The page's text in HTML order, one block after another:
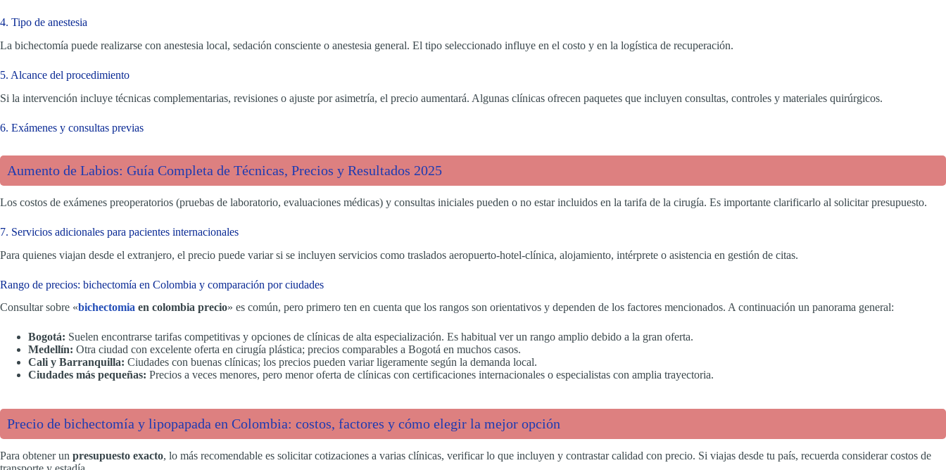
4. Tipo de anestesia
La bichectomía puede realizarse con anestesia local, sedación consciente o anestesia general. El tipo seleccionado influye en el costo y en la logística de recuperación.
5. Alcance del procedimiento
Si la intervención incluye técnicas complementarias, revisiones o ajuste por asimetría, el precio aumentará. Algunas clínicas ofrecen paquetes que incluyen consultas, controles y materiales quirúrgicos.
6. Exámenes y consultas previas
Aumento de Labios: Guía Completa de Técnicas, Precios y Resultados 2025
Los costos de exámenes preoperatorios (pruebas de laboratorio, evaluaciones médicas) y consultas iniciales pueden o no estar incluidos en la tarifa de la cirugía. Es importante clarificarlo al solicitar presupuesto.
7. Servicios adicionales para pacientes internacionales
Para quienes viajan desde el extranjero, el precio puede variar si se incluyen servicios como traslados aeropuerto-hotel-clínica, alojamiento, intérprete o asistencia en gestión de citas.
Rango de precios: bichectomía en Colombia y comparación por ciudades
Consultar sobre «bichectomia en colombia precio» es común, pero primero ten en cuenta que los rangos son orientativos y dependen de los factores mencionados. A continuación un panorama general:
Bogotá: Suelen encontrarse tarifas competitivas y opciones de clínicas de alta especialización. Es habitual ver un rango amplio debido a la gran oferta.
Medellín: Otra ciudad con excelente oferta en cirugía plástica; precios comparables a Bogotá en muchos casos.
Cali y Barranquilla: Ciudades con buenas clínicas; los precios pueden variar ligeramente según la demanda local.
Ciudades más pequeñas: Precios a veces menores, pero menor oferta de clínicas con certificaciones internacionales o especialistas con amplia trayectoria.
Precio de bichectomía y lipopapada en Colombia: costos, factores y cómo elegir la mejor opción
Para obtener un presupuesto exacto, lo más recomendable es solicitar cotizaciones a varias clínicas, verificar lo que incluyen y contrastar calidad con precio. Si viajas desde tu país, recuerda considerar costos de